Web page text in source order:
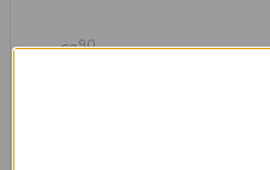
€290
IŠMANAUS VANDENS